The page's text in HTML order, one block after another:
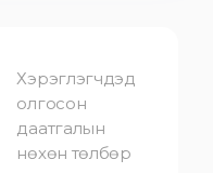
Хэрэглэгчдэд
олгосон
даатгалын
нөхөн төлбөр